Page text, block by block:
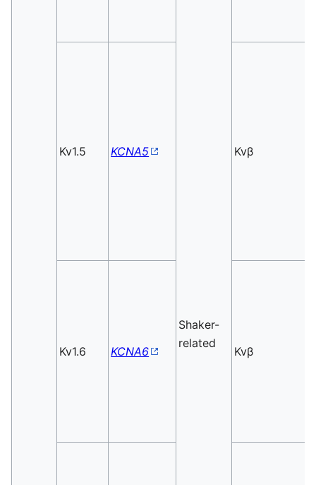
Shaker-
related
Kv1.5 KCNA5 Kvβ
Kv1.6 KCNA6 Kvβ